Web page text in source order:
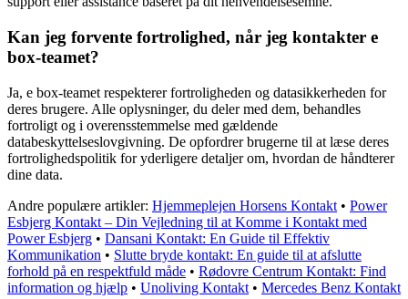
Kan jeg forvente fortrolighed, når jeg kontakter e
box-teamet?
Ja, e box-teamet respekterer fortroligheden og datasikkerheden for
deres brugere. Alle oplysninger, du deler med dem, behandles
fortroligt og i overensstemmelse med gældende
databeskyttelseslovgivning. De opfordrer brugerne til at læse deres
fortrolighedspolitik for yderligere detaljer om, hvordan de håndterer
dine data.
Andre populære artikler: Hjemmeplejen Horsens Kontakt • Power
Esbjerg Kontakt – Din Vejledning til at Komme i Kontakt med
Power Esbjerg • Dansani Kontakt: En Guide til Effektiv
Kommunikation • Slutte bryde kontakt: En guide til at afslutte
forhold på en respektfuld måde • Rødovre Centrum Kontakt: Find
information og hjælp • Unoliving Kontakt • Mercedes Benz Kontakt